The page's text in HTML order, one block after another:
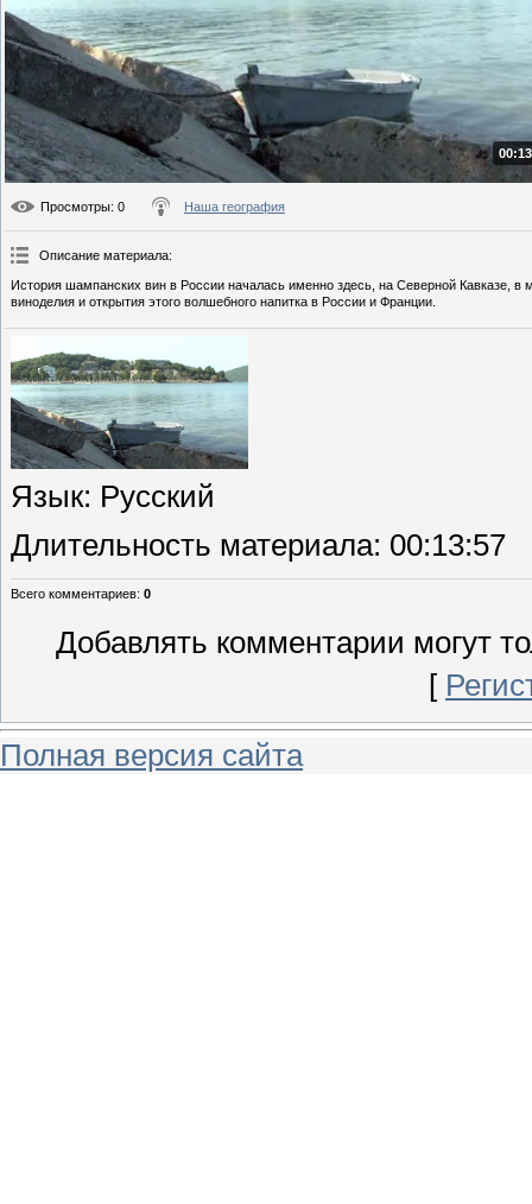
Просмотры: 0 Наша география
Описание материала:
История шампанских вин в России началась именно здесь, на Северной Кавказе,
виноделия и открытия этого волшебного напитка в России и Франции.
Язык: Русский
Длительность материала: 00:13:57
Всего комментариев: 0
Добавлять комментарии могут
[
Полная версия сайта